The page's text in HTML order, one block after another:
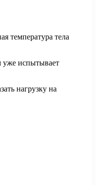
температура тела
уже испытывает
нагрузку на